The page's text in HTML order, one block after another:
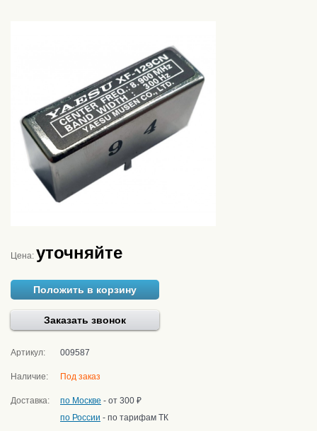
Цена: уточняйте
Положить в корзину
Заказать звонок
Артикул: 009587
Наличие: Под заказ
Доставка: по Москве - от 300 ₽
по России - по тарифам ТК